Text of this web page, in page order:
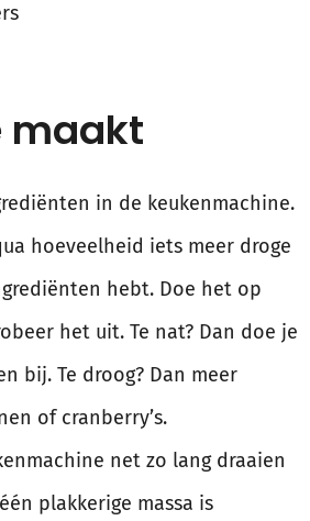
maakt
in de keukenmachine.
hoeveelheid iets meer droge
hebt. Doe het op
het uit. Te nat? Dan doe je
bij. Te droog? Dan meer
of cranberry’s.
net zo lang draaien
plakkerige massa is